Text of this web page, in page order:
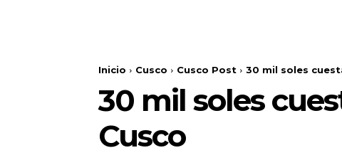
Inicio Cusco Cusco Post 30 mil soles
30 mil soles
Cusco